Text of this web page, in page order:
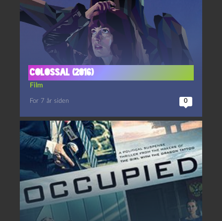
Colossal (2016)
Film
For 7 år siden 0